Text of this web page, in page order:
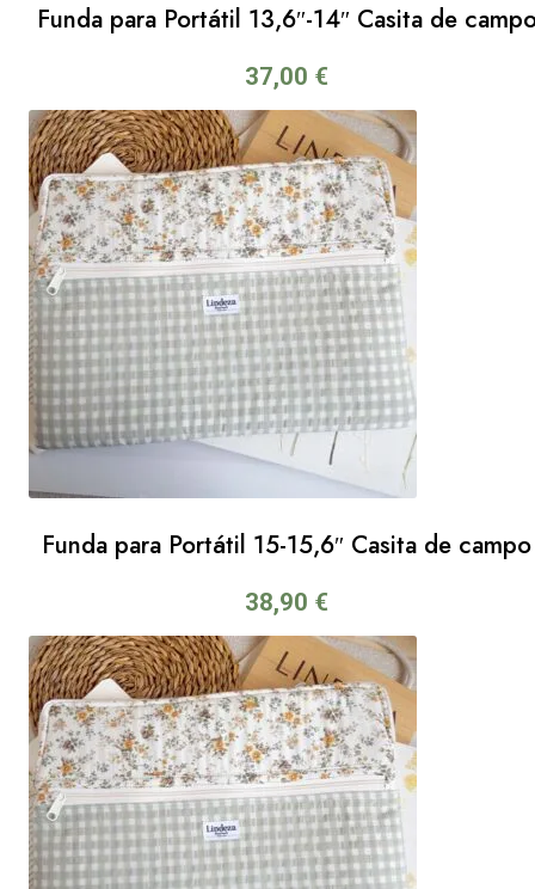
Funda para Portátil 13,6″-14″ Casita de
37,00 €
Funda para Portátil 15-15,6″ Casita de campo
38,90 €